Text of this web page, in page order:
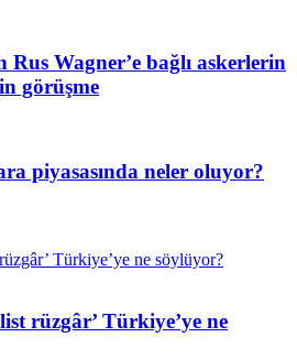
Wagner’e bağlı askerlerin
görüşme
piyasasında neler oluyor?
rüzgâr’ Türkiye’ye ne